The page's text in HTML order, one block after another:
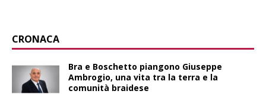
CRONACA
Bra e Boschetto piangono Giuseppe
Ambrogio, una vita tra la terra e la
comunità braidese